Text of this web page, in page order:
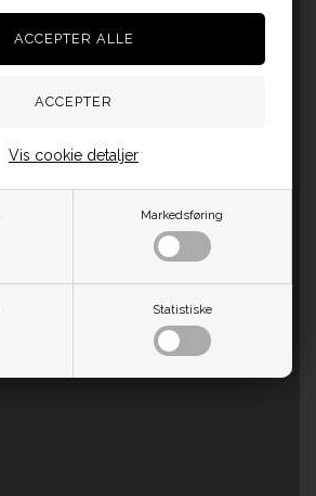
Markedsføring
Statistiske
Vis cookie detaljer